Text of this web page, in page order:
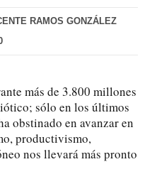
RAMOS GONZÁLEZ
más de 3.800 millones
sólo en los últimos
obstinado en avanzar en
productivismo,
nos llevará más pronto